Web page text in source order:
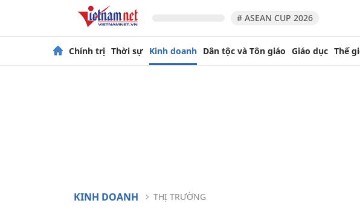
# ASEAN CUP 2026
Chính trị Thời sự Kinh doanh Dân tộc và Tôn giáo Giáo dục Thế
KINH DOANH THỊ TRƯỜNG